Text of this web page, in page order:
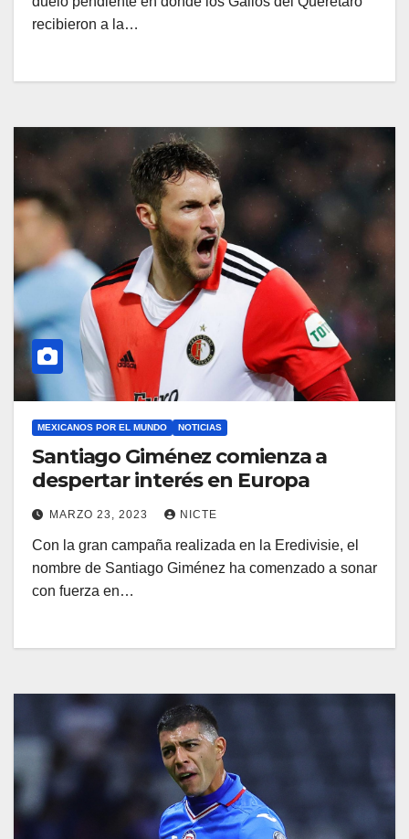
recibieron a la…
MEXICANOS POR EL MUNDO NOTICIAS
Santiago Giménez comienza a
despertar interés en Europa
MARZO 23, 2023 NICTE
Con la gran campaña realizada en la Eredivisie, el
nombre de Santiago Giménez ha comenzado a sonar
con fuerza en…